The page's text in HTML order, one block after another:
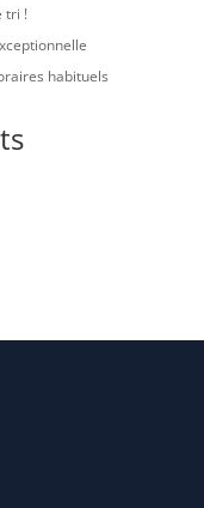
tri !
habituels